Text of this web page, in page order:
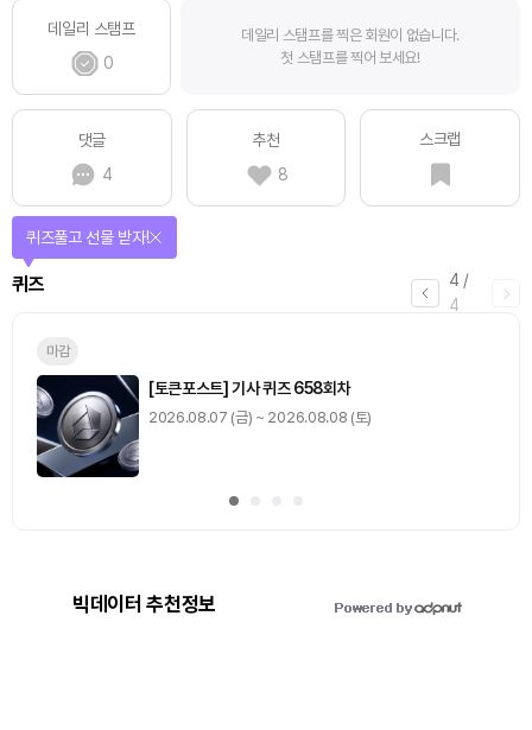
데일리 스탬프
0
데일리 스탬프를 찍은 회원이 없습니다.
첫 스탬프를 찍어 보세요!
댓글
4
추천
8
스크랩
4 /
4
퀴즈
퀴즈풀고 선물 받자!
마감
[토큰포스트] 기사 퀴즈 658회차
2026.08.07 (금) ~ 2026.08.08 (토)
빅데이터 추천정보